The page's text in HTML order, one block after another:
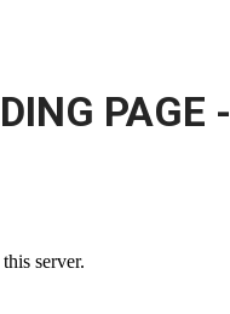
PAGE -